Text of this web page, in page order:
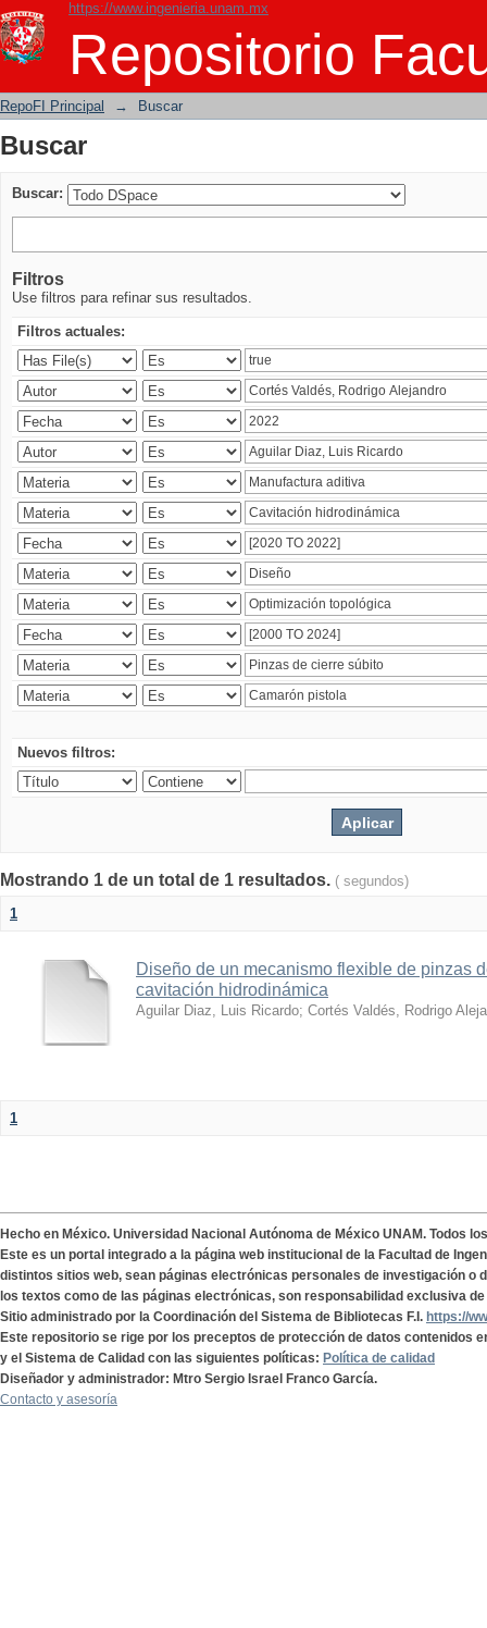
https://www.ingenieria.unam.mx
Repositorio
Buscar
RepoFI Principal → Buscar
Buscar
Buscar:
Filtros
Use filtros para refinar sus resultados.
Filtros actuales:
Nuevos filtros:
Mostrando 1 de un total de 1 resultados. ( segundos)
1
Diseño de un mecanismo flexible de pinzas
cavitación hidrodinámica
Aguilar Diaz, Luis Ricardo; Cortés Valdés, Rodrigo
1
Hecho en México. Universidad Nacional Autónoma de México UNAM. Todos
Este es un portal integrado a la página web institucional de la Facultad de
distintos sitios web, sean páginas electrónicas personales de investigación o
los textos como de las páginas electrónicas, son responsabilidad exclusiva
Sitio administrado por la Coordinación del Sistema de Bibliotecas F.I. https://
Este repositorio se rige por los preceptos de protección de datos contenidos
y el Sistema de Calidad con las siguientes políticas: Política de calidad
Diseñador y administrador: Mtro Sergio Israel Franco García.
Contacto y asesoría